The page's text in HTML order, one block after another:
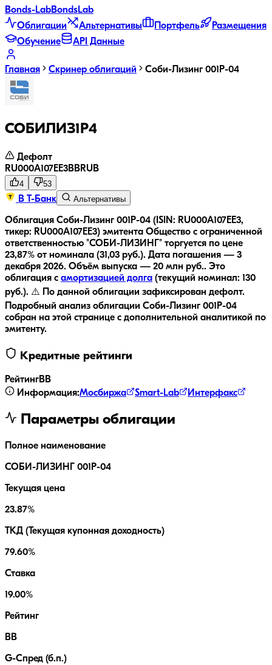
Bonds-LabBondsLab
Облигации
Альтернативы Портфель
Размещения
Обучение
API Данные
Главная Скринер облигаций Соби-Лизинг 001Р-04
СОБИЛИЗ1Р4
Дефолт
RU000A107EE3BBRUB
4 53
В Т-Банк Альтернативы
Облигация Соби-Лизинг 001Р-04 (ISIN: RU000A107EE3,
тикер: RU000A107EE3) эмитента Общество с ограниченной
ответственностью "СОБИ-ЛИЗИНГ" торгуется по цене
23,87% от номинала (31,03 руб.). Дата погашения — 3
декабря 2026. Объём выпуска — 20 млн руб.. Это
облигация с амортизацией долга (текущий номинал: 130
руб.). ⚠️ По данной облигации зафиксирован дефолт.
Подробный анализ облигации Соби-Лизинг 001Р-04
собран на этой странице с дополнительной аналитикой по
эмитенту.
Кредитные рейтинги
РейтингBB
Информация:Мосбиржа Smart-Lab Интерфакс
Параметры облигации
Полное наименование
СОБИ-ЛИЗИНГ 001Р-04
Текущая цена
23.87%
ТКД (Текущая купонная доходность)
79.60%
Ставка
19.00%
Рейтинг
BB
G-Спред (б.п.)